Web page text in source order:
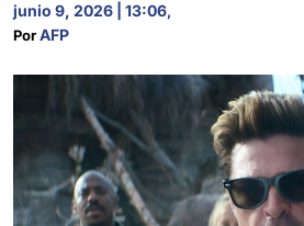
junio 9, 2026 | 13:06,
Por AFP